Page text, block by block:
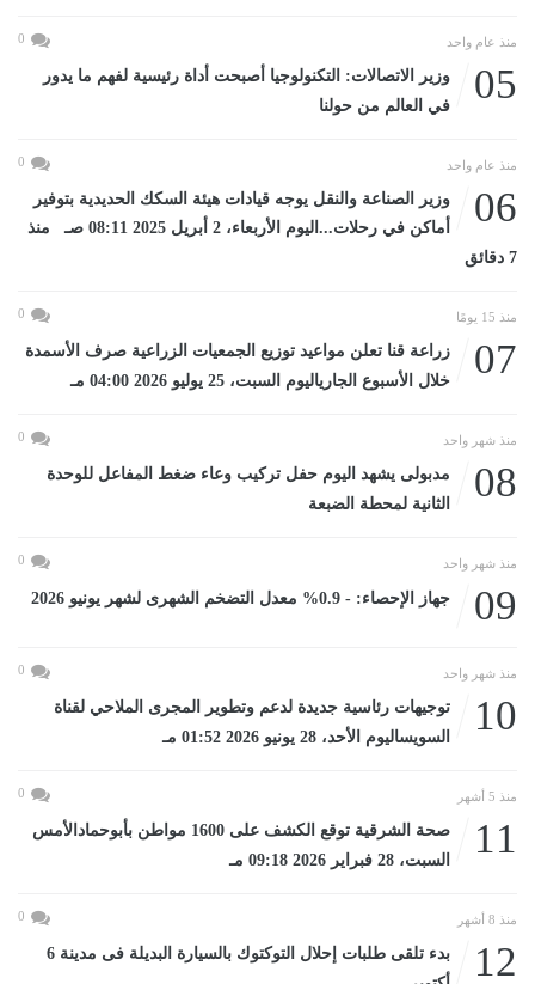
منذ عام واحد 0
05
وزير الاتصالات: التكنولوجيا أصبحت أداة رئيسية لفهم ما يدور
في العالم من حولنا
منذ عام واحد 0
06
وزير الصناعة والنقل يوجه قيادات هيئة السكك الحديدية بتوفير
أماكن في رحلات...اليوم الأربعاء، 2 أبريل 2025 08:11 صـ منذ
7 دقائق
منذ 15 يومًا 0
07
زراعة قنا تعلن مواعيد توزيع الجمعيات الزراعية صرف الأسمدة
خلال الأسبوع الجارياليوم السبت، 25 يوليو 2026 04:00 مـ
منذ شهر واحد 0
08
مدبولى يشهد اليوم حفل تركيب وعاء ضغط المفاعل للوحدة
الثانية لمحطة الضبعة
منذ شهر واحد 0
09 جهاز الإحصاء: - 0.9% معدل التضخم الشهرى لشهر يونيو 2026
منذ شهر واحد 0
10
توجيهات رئاسية جديدة لدعم وتطوير المجرى الملاحي لقناة
السويساليوم الأحد، 28 يونيو 2026 01:52 مـ
منذ 5 أشهر 0
11
صحة الشرقية توقع الكشف على 1600 مواطن بأبوحمادالأمس
السبت، 28 فبراير 2026 09:18 مـ
منذ 8 أشهر 0
12
بدء تلقى طلبات إحلال التوكتوك بالسيارة البديلة فى مدينة 6